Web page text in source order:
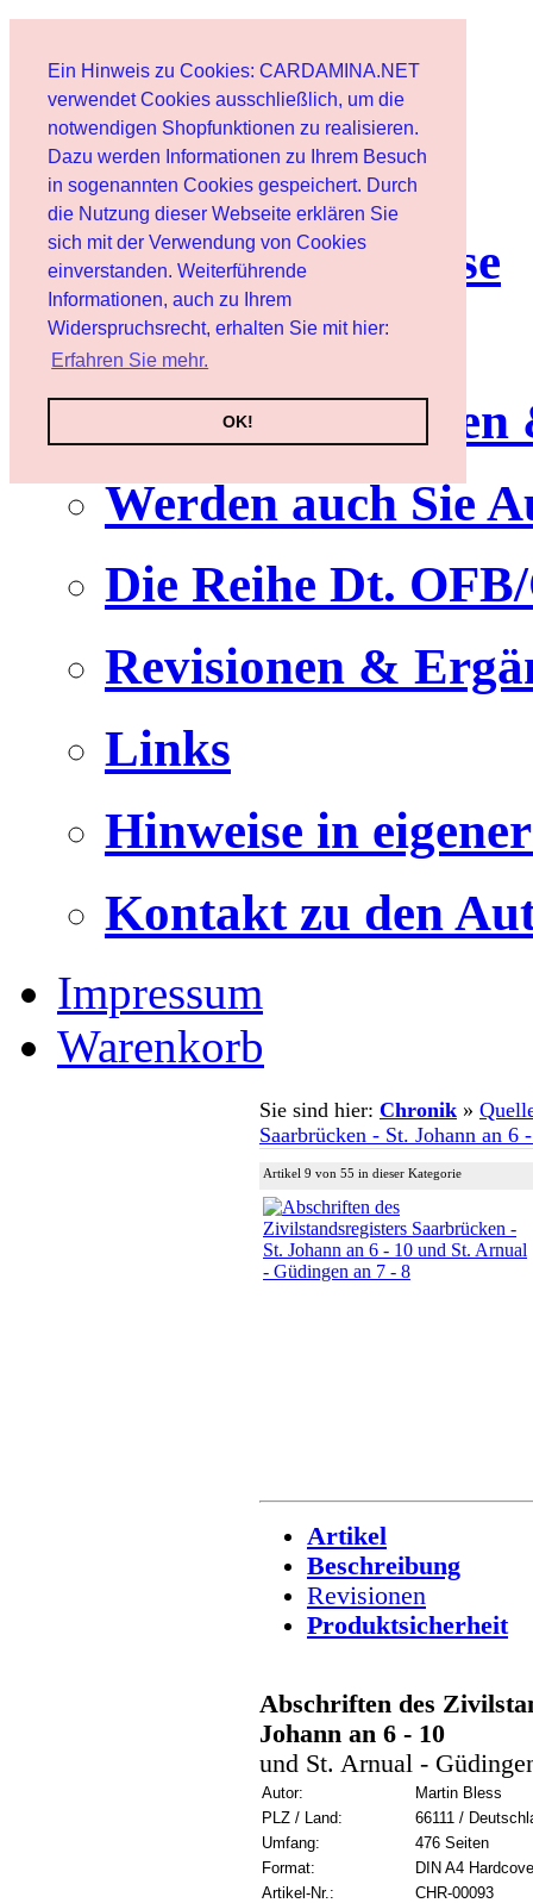
Ein Hinweis zu Cookies: CARDAMINA.NET
verwendet Cookies ausschließlich, um die
notwendigen Shopfunktionen zu realisieren.
Dazu werden Informationen zu Ihrem Besuch
in sogenannten Cookies gespeichert. Durch
die Nutzung dieser Webseite erklären Sie
sich mit der Verwendung von Cookies
einverstanden. Weiterführende
Informationen, auch zu Ihrem
Widerspruchsrecht, erhalten Sie mit hier:
Erfahren Sie mehr.
OK!
Benutzer
Newsletter
Nutzungshinweise
Service
Werden auch Sie
Die Reihe Dt.
Revisionen &
Links
Hinweise in
Kontakt zu den
Impressum
Warenkorb
Sie sind hier: Chronik »
Saarbrücken - St. Johann an
Artikel 9 von 55 in dieser Kategorie
Artikel
Beschreibung
Revisionen
Produktsicherheit
Abschriften des
Johann an 6 - 10
und St. Arnual -
Autor:
Martin Bless
PLZ / Land:
66111 /
Umfang:
476 Seiten
Format:
DIN A4
Artikel-Nr.:
CHR-00093